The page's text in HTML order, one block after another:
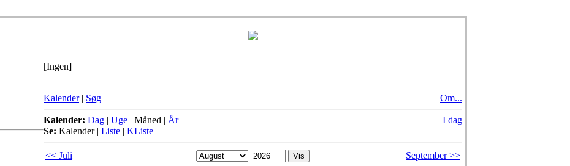
[Ingen]
Kalender | Søg Om...
Kalender: Dag | Uge | Måned | År
Se: Kalender| Liste | KListe
I dag
<< Juli September >>